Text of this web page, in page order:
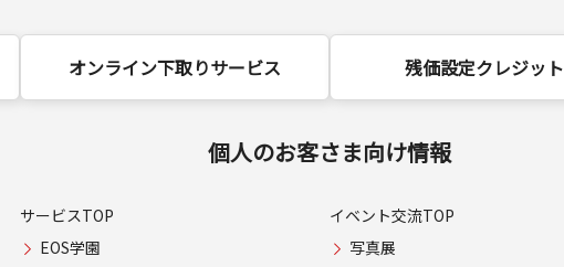
オンライン下取りサービス 残価設定クレジット
個人のお客さま向け情報
サービスTOP
EOS学園
イベント交流TOP
写真展